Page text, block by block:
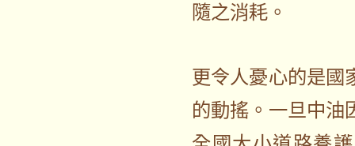
隨之消耗。
更令人憂心的是國
的動搖。一旦中油